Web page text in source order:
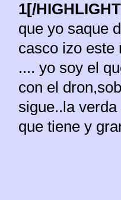
1[/
que yo saque
casco izo este
.... yo soy el
con el
sigue..la
que tiene y